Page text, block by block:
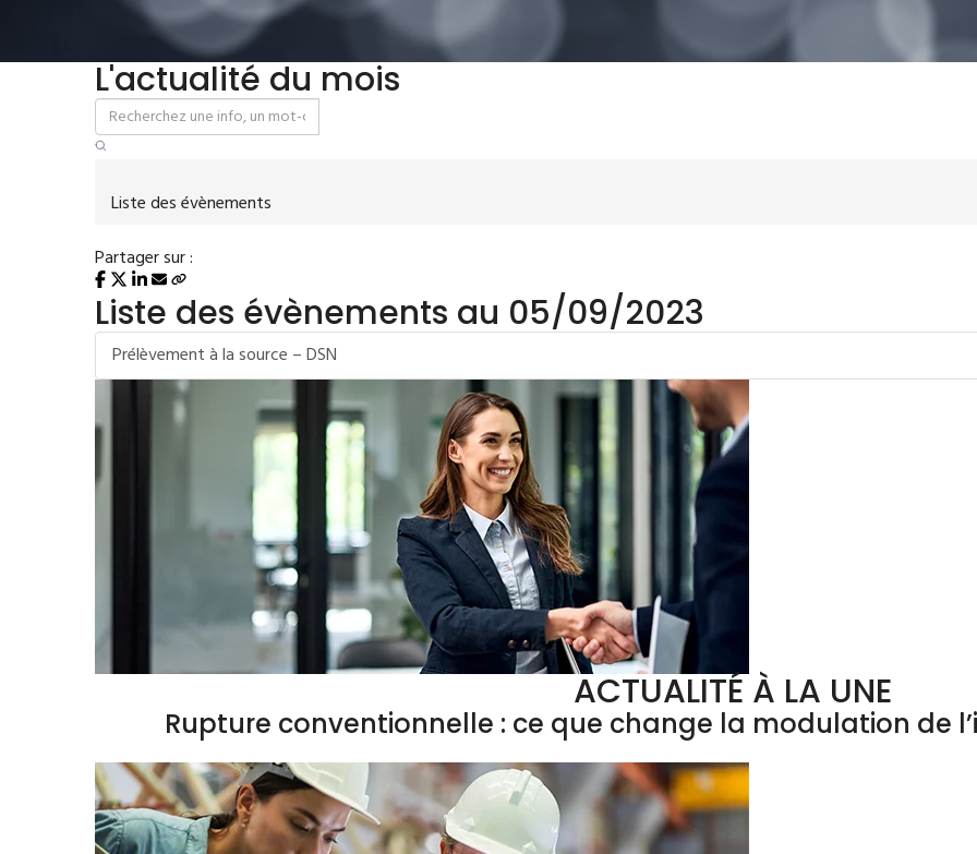
L'actualité du mois
Liste des évènements
Partager sur :
Liste des évènements au 05/09/2023
Prélèvement à la source – DSN
ACTUALITÉ À LA UNE
Rupture conventionnelle : ce que change la modulation de